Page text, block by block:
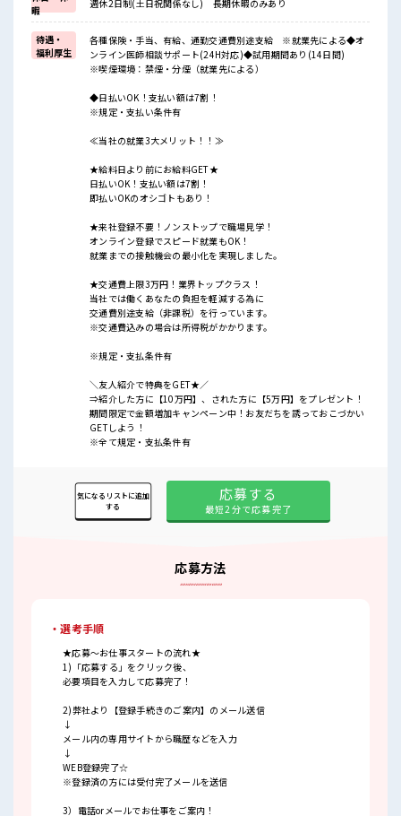
暇
週休2日制(土日祝関係なし) 長期休暇のみあり
待遇・
福利厚生
各種保険・手当、有給、通勤交通費別途支給 ※就業先による◆オ
ンライン医師相談サポート(24H対応)◆試用期間あり(14日間)
※喫煙環境：禁煙・分煙（就業先による）
◆日払いOK！支払い額は7割！
※規定・支払い条件有
≪当社の就業3大メリット！！≫
★給料日より前にお給料GET★
日払いOK！支払い額は7割！
即払いOKのオシゴトもあり！
★来社登録不要！ノンストップで職場見学！
オンライン登録でスピード就業もOK！
就業までの接触機会の最小化を実現しました。
★交通費上限3万円！業界トップクラス！
当社では働くあなたの負担を軽減する為に
交通費別途支給（非課税）を行っています。
※交通費込みの場合は所得税がかかります。
※規定・支払条件有
＼友人紹介で特典をGET★／
⇒紹介した方に【10万円】、された方に【5万円】をプレゼント！
期間限定で金額増加キャンペーン中！お友だちを誘っておこづかい
GETしよう！
※全て規定・支払条件有
応募する
最短2分で応募完了
気になるリストに追加
する
応募方法
・選考手順
★応募～お仕事スタートの流れ★
1)「応募する」をクリック後、
必要項目を入力して応募完了！
2)弊社より【登録手続きのご案内】のメール送信
↓
メール内の専用サイトから職歴などを入力
↓
WEB登録完了☆
※登録済の方には受付完了メールを送信
3）電話orメールでお仕事をご案内！